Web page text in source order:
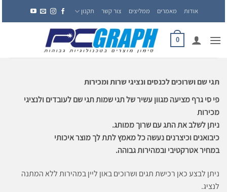
אודות מאמרים ממליצים צור קשר תקנון
0
תגי שם ושרוכים לכנסים ונציגי שרות ומכירות
פי סי גרף מציעה מגוון עשיר של תגי שמות תגי שם לעובדים ולנציגי
מכירות
ניתן לשלב את התג עם שרוך ממותג.
כיבואנים וכיצרנים נעשה כל מאמץ לתת לך מוצר איכותי
במחיר אטרקטיבי ובמהירות גבוהה.
ניתן לבצע כאן רכישת תגים ושרוכים באון ליין במהירות ללא המתנה
לנציג.